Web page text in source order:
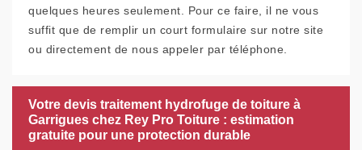
quelques heures seulement. Pour ce faire, il ne vous
suffit que de remplir un court formulaire sur notre site
ou directement de nous appeler par téléphone.
Votre devis traitement hydrofuge de toiture à
Garrigues chez Rey Pro Toiture : estimation
gratuite pour une protection durable